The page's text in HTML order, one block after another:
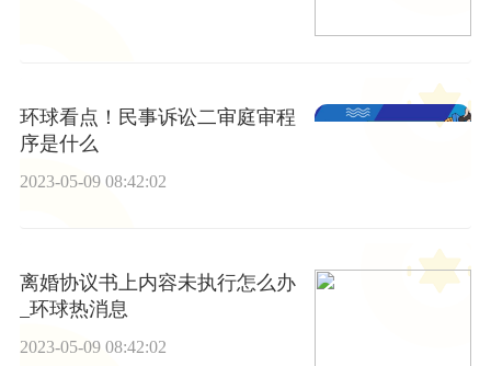
环球看点！民事诉讼二审庭审程
序是什么
2023-05-09 08:42:02
离婚协议书上内容未执行怎么办
_环球热消息
2023-05-09 08:42:02